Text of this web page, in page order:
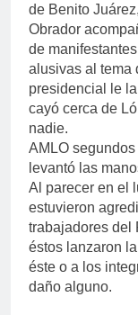
de Benito
Obrador
de
alusivas al tema
presidencial le
cayó cerca de
nadie.
AMLO
levantó las
Al parecer en el
estuvieron
trabajadores del
éstos lanzaron
éste o a los
daño alguno.